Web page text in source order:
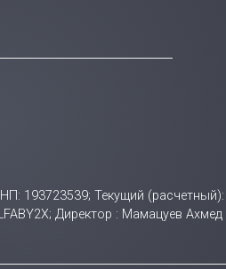
193723539; Текущий
Директор : Мамацуев